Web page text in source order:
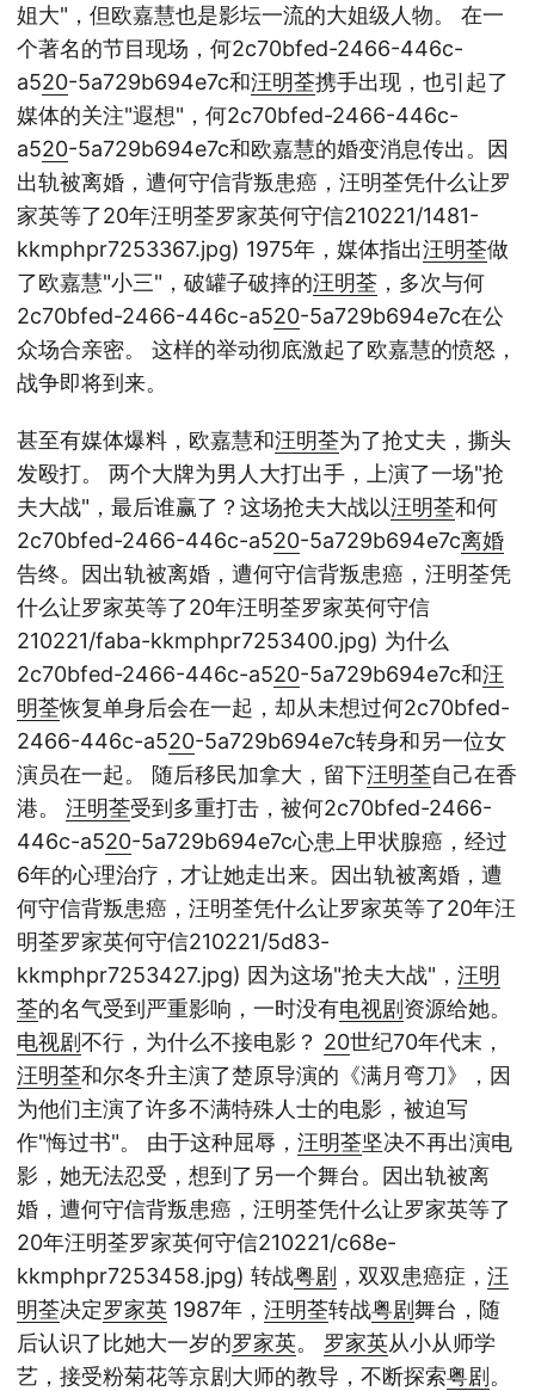
姐大"，但欧嘉慧也是影坛一流的大姐级人物。 在一
个著名的节目现场，何2c70bfed-2466-446c-
a520-5a729b694e7c和汪明荃携手出现，也引起了
媒体的关注"遐想"，何2c70bfed-2466-446c-
a520-5a729b694e7c和欧嘉慧的婚变消息传出。因
出轨被离婚，遭何守信背叛患癌，汪明荃凭什么让罗
家英等了20年汪明荃罗家英何守信210221/1481-
kkmphpr7253367.jpg) 1975年，媒体指出汪明荃做
了欧嘉慧"小三"，破罐子破摔的汪明荃 ，多次与何
2c70bfed-2466-446c-a520-5a729b694e7c在公
众场合亲密。 这样的举动彻底激起了欧嘉慧的愤怒，
战争即将到来。
甚至有媒体爆料，欧嘉慧和汪明荃为了抢丈夫，撕头
发殴打。 两个大牌为男人大打出手，上演了一场"抢
夫大战"，最后谁赢了？这场抢夫大战以汪明荃和何
2c70bfed-2466-446c-a520-5a729b694e7c离婚
告终。因出轨被离婚，遭何守信背叛患癌，汪明荃凭
什么让罗家英等了20年汪明荃罗家英何守信
210221/faba-kkmphpr7253400.jpg) 为什么
2c70bfed-2466-446c-a520-5a729b694e7c和汪
明荃恢复单身后会在一起，却从未想过何2c70bfed-
2466-446c-a520-5a729b694e7c转身和另一位女
演员在一起。 随后移民加拿大，留下汪明荃自己在香
港。 汪明荃受到多重打击，被何2c70bfed-2466-
446c-a520-5a729b694e7c心患上甲状腺癌，经过
6年的心理治疗，才让她走出来。因出轨被离婚，遭
何守信背叛患癌，汪明荃凭什么让罗家英等了20年汪
明荃罗家英何守信210221/5d83-
kkmphpr7253427.jpg) 因为这场"抢夫大战"， 汪明
荃的名气受到严重影响，一时没有电视剧 资源给她。
电视剧不行，为什么不接电影？ 20世纪70年代末，
汪明荃和尔冬升主演了楚原导演的《满月弯刀》，因
为他们主演了许多不满特殊人士的电影，被迫写
作"悔过书"。 由于这种屈辱， 汪明荃坚决不再出演电
影，她无法忍受，想到了另一个舞台。因出轨被离
婚，遭何守信背叛患癌，汪明荃凭什么让罗家英等了
20年汪明荃罗家英何守信210221/c68e-
kkmphpr7253458.jpg) 转战粤剧 ，双双患癌症， 汪
明荃决定罗家英 1987年， 汪明荃转战粤剧 舞台，随
后认识了比她大一岁的罗家英。 罗家英从小从师学
艺，接受粉菊花等京剧大师的教导，不断探索粤剧 。